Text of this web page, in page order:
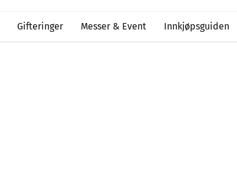
Gifteringer Messer & Event Innkjøpsguiden